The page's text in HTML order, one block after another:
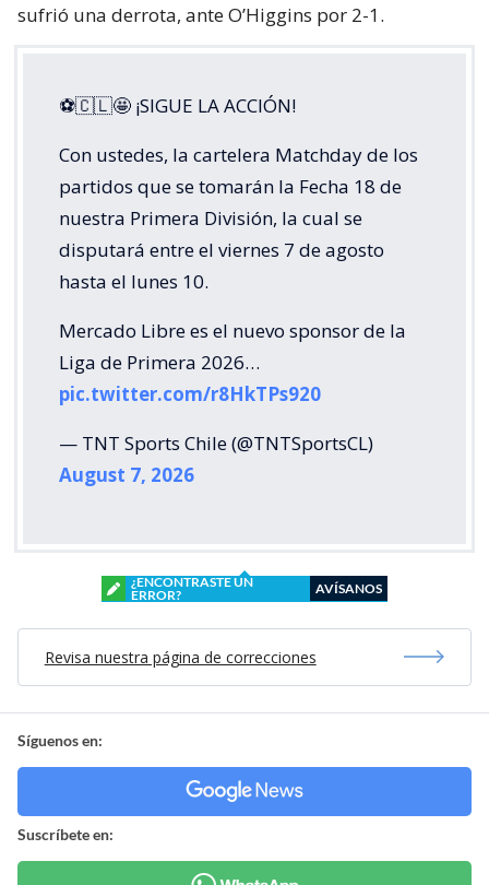
sufrió una derrota, ante O’Higgins por 2-1.
⚽🇨🇱🤩 ¡SIGUE LA ACCIÓN!
Con ustedes, la cartelera Matchday de los
partidos que se tomarán la Fecha 18 de
nuestra Primera División, la cual se
disputará entre el viernes 7 de agosto
hasta el lunes 10.
Mercado Libre es el nuevo sponsor de la
Liga de Primera 2026…
pic.twitter.com/r8HkTPs920
— TNT Sports Chile (@TNTSportsCL)
August 7, 2026
¿ENCONTRASTE UN
ERROR?
AVÍSANOS
Revisa nuestra página de correcciones
Síguenos en:
Suscríbete en: